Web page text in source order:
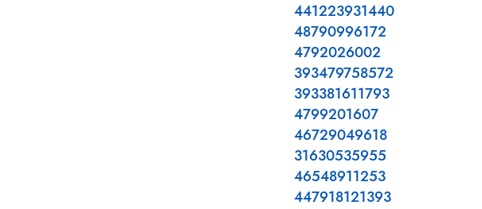
441223931440
48790996172
4792026002
393479758572
393381611793
4799201607
46729049618
31630535955
46548911253
447918121393